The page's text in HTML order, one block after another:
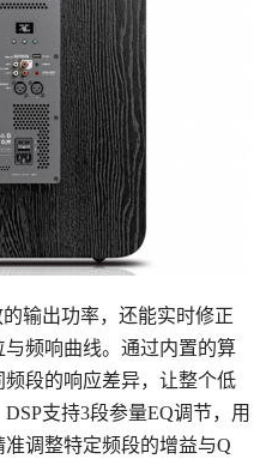
输出功率，还能实时修正
频响曲线。通过内置的算
段的响应差异，让整个低
支持3段参量EQ调节，用
调整特定频段的增益与Q